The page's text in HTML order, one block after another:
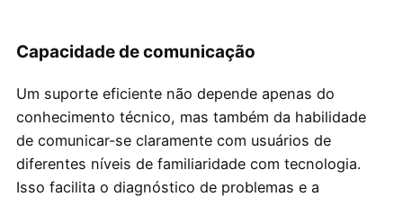
Capacidade de comunicação
Um suporte eficiente não depende apenas do
conhecimento técnico, mas também da habilidade
de comunicar-se claramente com usuários de
diferentes níveis de familiaridade com tecnologia.
Isso facilita o diagnóstico de problemas e a